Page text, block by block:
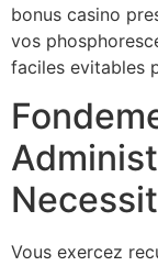
bonus casino
vos
faciles evitables
Vous exercez